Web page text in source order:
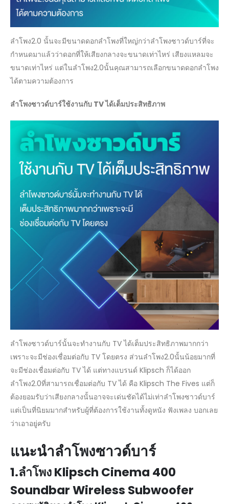
ลำโพง2.0 นั้นจะมีขนาดดอกลำโพงที่ใหญ่กว่าลำโพงซาวด์บาร์ที่จะ
กำหนดมาแล้วว่าดอกที่ให้เสียงกลางจะขนาดเท่าไหร่ เสียงแหลมจะ
ขนาดเท่าไหร่ แต่ในลำโพง2.0นั้นคุณสามารถเลือกขนาดดอกลำโพง
ได้ตามความต้องการ
ลำโพงซาวด์บาร์ใช้งานกับ TV ได้เต็มประสิทธิภาพ
ลำโพงซาวด์บาร์นั้นจะทำงานกับ TV ได้เต็มประสิทธิภาพมากกว่า
เพราะจะมีช่องเชื่อมต่อกับ TV โดยตรง ส่วนลำโพง2.0นั้นน้อยมากที่
จะมีช่องเชื่อมต่อกับ TV ได้ แต่ทางแบรนด์ Klipsch ก็ได้ออก
ลำโพง2.0ที่สามารถเชื่อมต่อกับ TV ได้ คือ Klipsch The Fives แต่ก็
ต้องยอมรับว่าเสียงกลางนั้นอาจจะเด่นชัดได้ไม่เท่าลำโพงซาวด์บาร์
แต่เป็นที่นิยมมากสำหรับผู้ที่ต้องการใช้งานทั้งดูหนัง ฟังเพลง บอกเลย
ว่าเอาอยู่ครับ
แนะนำลำโพงซาวด์บาร์
1.ลำโพง Klipsch Cinema 400
Soundbar Wireless Subwoofer